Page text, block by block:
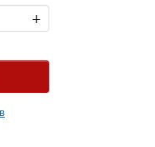
+